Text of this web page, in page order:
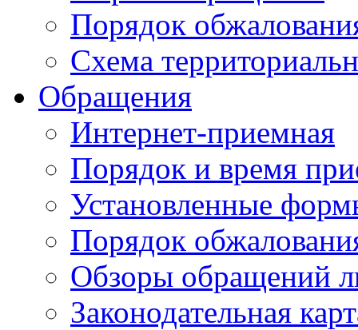
Порядок
Схема
Обращения
Интернет-приемная
Порядок и время
Установленные
Порядок
Обзоры обращений
Законодательная